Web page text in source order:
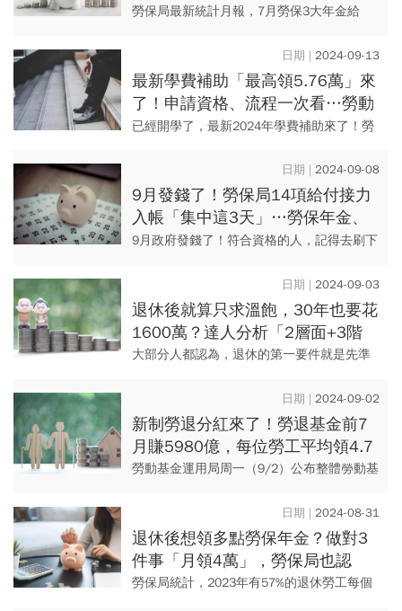
動作」輕鬆達標
勞保局最新統計月報，7月勞保3大年金給
元，平均每人領取19176元。 其中，老年年
金...
2024-09-13
最新學費補助「最高領5.76萬」來
了！申請資格、流程一次看…勞動
部發錢，研究生、公費生也能領？
已經開學了，最新2024年學費補助來了！勞
擔，失業勞工子女就學補助已經可以開始申
請了，即日起即日開始受...
2024-09-08
9月發錢了！勞保局14項給付接力
入帳「集中這3天」…勞保年金、
國民年金何時發放？別忘記刷存摺
9月政府發錢了！符合資格的人，記得去刷下
月將陸續發放14筆款項，包括勞保年金、國
民年金、勞退月退休金...
2024-09-03
退休後就算只求溫飽，30年也要花
1600萬？達人分析「2層面+3階
段」，測出你的退休金底線
大部分人都認為，退休的第一要件就是先準
沒有足夠的存款或投資來支撐退休後的生活
費，連三餐溫飽都沒有保障，...
2024-09-02
新制勞退分紅來了！勞退基金前7
月賺5980億，每位勞工平均領4.7
萬...帳戶怎麼查？何時能領？
勞動基金運用局周一（9/2）公布整體勞動基
億元，113年截至7月底之評價後收益數為8...
2024-08-31
退休後想領多點勞保年金？做對3
件事「月領4萬」，勞保局也認
證！達人曝「這年紀」請領最佳
勞保局統計，2023年有57%的退休勞工每個